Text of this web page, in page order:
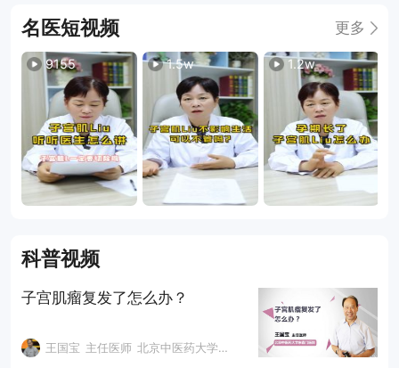
名医短视频 更多
9155 1.5w 1.2w
科普视频
子宫肌瘤复发了怎么办？
王国宝 主任医师 北京中医药大学东直门医院